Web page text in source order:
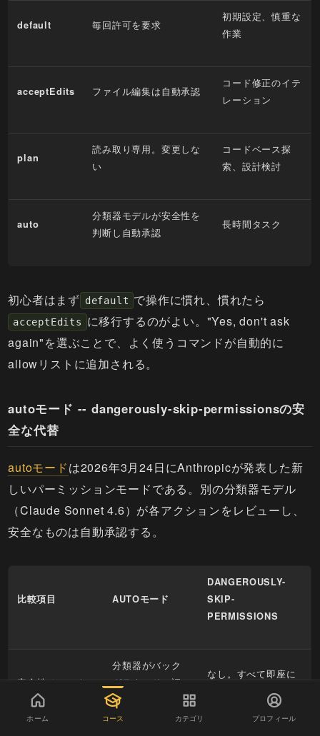
default 毎回許可を要求
初期設定、慎重な
作業
acceptEdits ファイル編集は自動承認
コード修正のイテ
レーション
plan
読み取り専用。変更しな
い
コードベース探
索、設計検討
auto
分類器モデルが安全性を
判断し自動承認
長時間タスク
初心者はまず default で操作に慣れ、慣れたら
acceptEdits
に移行するのがよい。"Yes, don't ask
again"を選ぶことで、よく使うコマンドが自動的に
allowリストに追加される。
autoモード -- dangerously-skip-permissionsの安
全な代替
autoモードは2026年3月24日にAnthropicが発表した新
しいパーミッションモードである。別の分類器モデル
（Claude Sonnet 4.6）が各アクションをレビューし、
安全なものは自動承認する。
比較項目 AUTOモード
DANGEROUSLY-
SKIP-
PERMISSIONS
安全性チェック
分類器がバック
グラウンドで評
価
なし。すべて即座に
ホーム コース カテゴリ プロフィール